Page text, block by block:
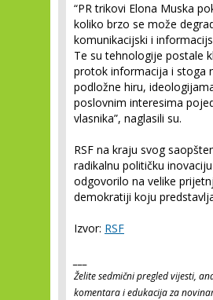
“PR trikovi Elona Muska
koliko brzo se može
komunikacijski i
Te su tehnologije postale
protok informacija i stoga
podložne hiru,
poslovnim interesima
vlasnika”, naglasili su.
RSF na kraju svog
radikalnu političku
odgovorilo na velike
demokratiji koju
Izvor: RSF
Želite sedmični pregled vijesti,
komentara i edukacija za